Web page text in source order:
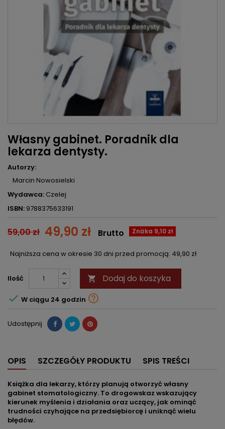
Własny gabinet. Poradnik dla
lekarza dentysty.
Autorzy:
Marcin Nowosielski
Wydawca: Czelej
ISBN: 9788375633191
59,00 zł 49,90 zł Zniżka 9,10 zł
Brutto
Najniższa cena w okresie 30 dni przed promocją: 49,90 zł
Ilość  Dodaj do koszyka
 W ciągu 24 godzin 
Udostępnij
OPIS SZCZEGÓŁY PRODUKTU SPIS TREŚCI
Książka dla lekarzy, którzy planują otworzyć własny
gabinet stomatologiczny. To drogowskaz wskazujący
kierunek myślenia i działania oraz uczący, jak ominąć
trudności czyhające na przedsiębiorcę i uniknąć wielu
błędów.